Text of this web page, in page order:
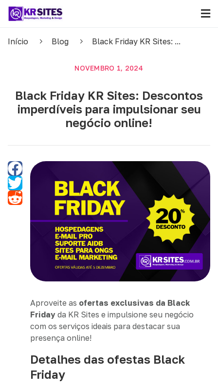
Início Blog Black Friday KR Sites: ...
NOVEMBRO 1, 2024
Black Friday KR Sites: Descontos
imperdíveis para impulsionar seu
negócio online!
Aproveite as ofertas exclusivas da Black
Friday da KR Sites e impulsione seu negócio
com os serviços ideais para destacar sua
presença online!
Detalhes das ofestas Black
Friday